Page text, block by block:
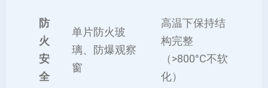
防
火
安
全
单片防火玻
璃、防爆观察
窗
高温下保持结
构完整
（>800°C不软
化）